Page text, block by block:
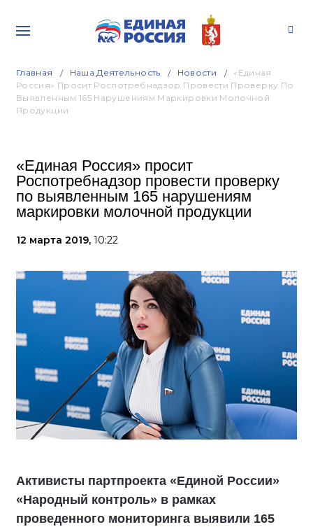
Главная Наша Деятельность Новости
«Единая
Россия» Просит Роспотребнадзор Провести Проверку По
Выявленным 165 Нарушениям Маркировки Молочной
Продукции
«Единая Россия» просит
Роспотребнадзор провести проверку
по выявленным 165 нарушениям
маркировки молочной продукции
12 марта 2019, 10:22
Активисты партпроекта «Единой России»
«Народный контроль» в рамках
проведенного мониторинга выявили 165